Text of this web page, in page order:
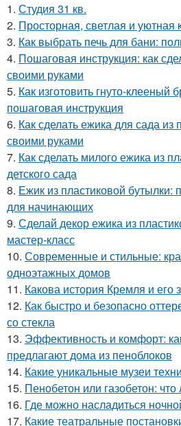
1. Студия 31 кв.
2. Просторная, светлая и уютная
3. Как выбрать печь для бани:
4. Пошаговая инструкция: как
своими руками
5. Как изготовить гнуто-клееный
пошаговая инструкция
6. Как сделать ежика для сада из
своими руками
7. Как сделать милого ежика из
детского сада
8. Ежик из пластиковой бутылки:
для начинающих
9. Сделай декор ежика из
мастер-класс
10. Современные и стильные:
одноэтажных домов
11. Какова история Кремля и его
12. Как быстро и безопасно
со стекла
13. Эффективность и комфорт:
предлагают дома из пеноблоков
14. Какие уникальные музеи
15. Пенобетон или газобетон:
16. Где можно насладиться
17. Какие театральные